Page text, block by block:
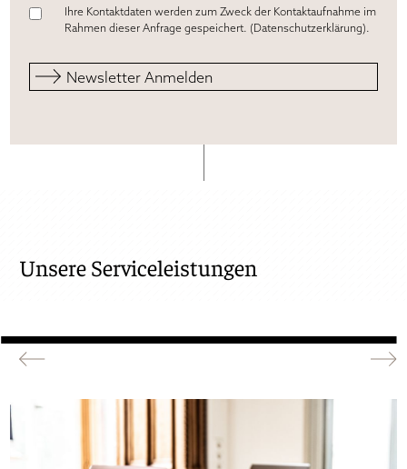
Ihre Kontaktdaten werden zum Zweck der Kontaktaufnahme im
Rahmen dieser Anfrage gespeichert. (Datenschutzerklärung).
Unsere Serviceleistungen